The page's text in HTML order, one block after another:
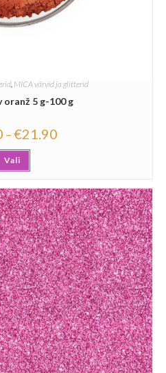
MICA värvid ja glitterid
oranž 5 g-100 g
–€21.90
Vali